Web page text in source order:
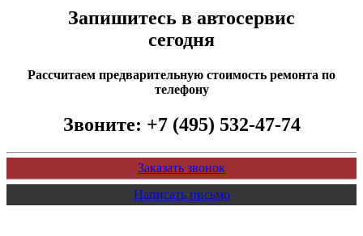
Запишитесь в автосервис
сегодня
Рассчитаем предварительную стоимость ремонта по
телефону
Звоните: +7 (495) 532-47-74
Заказать звонок
Написать письмо